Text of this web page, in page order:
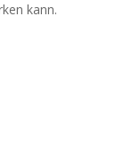
kann.